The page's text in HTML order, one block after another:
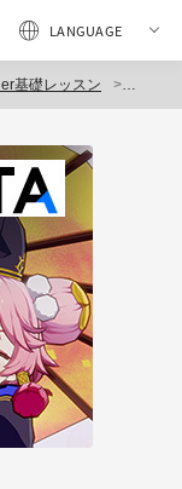
基礎レッスン 第3回